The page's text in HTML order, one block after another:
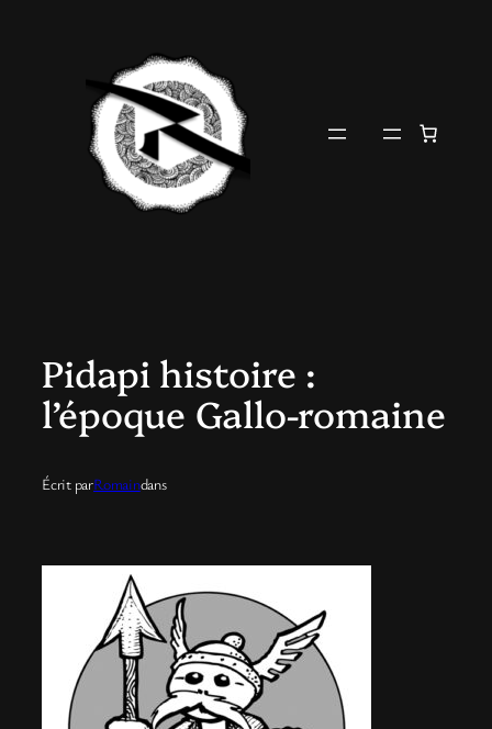
Pidapi histoire :
l’époque Gallo-romaine
Écrit parRomaindans